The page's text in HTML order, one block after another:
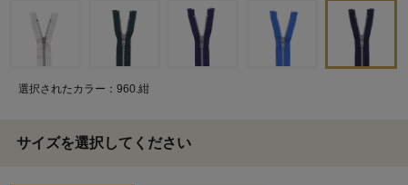
選択されたカラー：960.紺
サイズを選択してください